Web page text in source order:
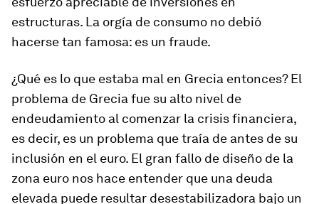
estructuras. La orgía de consumo no debió
hacerse tan famosa: es un fraude.
¿Qué es lo que estaba mal en Grecia entonces? El
problema de Grecia fue su alto nivel de
endeudamiento al comenzar la crisis financiera,
es decir, es un problema que traía de antes de su
inclusión en el euro. El gran fallo de diseño de la
zona euro nos hace entender que una deuda
elevada puede resultar desestabilizadora bajo un